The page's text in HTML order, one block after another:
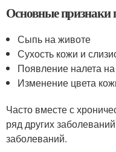
Основные
Сыпь на животе
Сухость кожи и
Появление налета
Изменение цвета
Часто вместе с
ряд других
заболеваний.